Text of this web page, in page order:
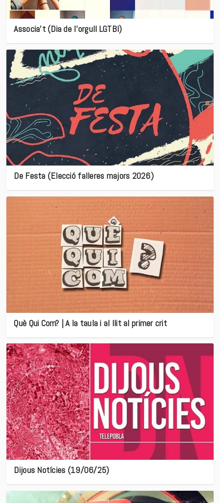
Associa’t (Dia de l’orgull LGTBI)
De Festa (Elecció falleres majors 2026)
Què Qui Com? | A la taula i al llit al primer crit
Dijous Notícies (19/06/25)